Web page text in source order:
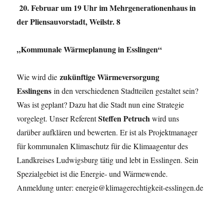
20. Februar um 19 Uhr im Mehrgenerationenhaus in
der Pliensauvorstadt, Weilstr. 8
„Kommunale Wärmeplanung in Esslingen“
Wie wird diezukünftige Wärmeversorgung
Esslingens in den verschiedenen Stadtteilen gestaltet sein?
Was ist geplant? Dazu hat die Stadt nun eine Strategie
vorgelegt. Unser ReferentSteffen Petruchwird uns
darüber aufklären und bewerten. Er ist als Projektmanager
für kommunalen Klimaschutz für die Klimaagentur des
Landkreises Ludwigsburg tätig und lebt in Esslingen. Sein
Spezialgebiet ist die Energie- und Wärmewende.
Anmeldung unter: energie@klimagerechtigkeit-esslingen.de